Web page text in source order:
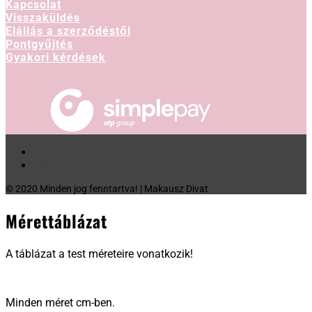
Kapcsolat
Visszaküldés
Elállás a szerződéstől
Pontgyűjtés
Gyakori kérdések
© 2020 Minden jog fenntartva! | Makausz Divat
Mérettáblázat
A táblázat a test méreteire vonatkozik!
Minden méret cm-ben.